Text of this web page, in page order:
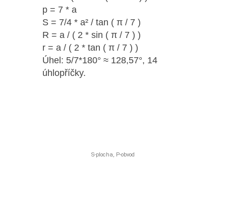
p = 7 * a
S = 7/4 * a² / tan ( π / 7 )
R = a / ( 2 * sin ( π / 7 ) )
r = a / ( 2 * tan ( π / 7 ) )
Úhel: 5/7*180° ≈ 128,57°, 14
úhlopříčky.
S-plocha, P-obvod